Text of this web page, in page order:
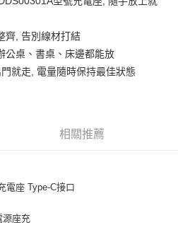
)免運費
齊, 告別線材打結
公桌、書桌、床邊都能放
就走, 電量隨時保持最佳狀態
相關推薦
電座 Type-C接口
座充